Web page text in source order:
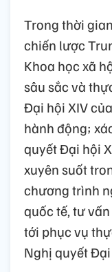
Trong thời
chiến lược
Khoa học xã
sâu sắc và
Đại hội XIV
hành động;
quyết Đại hội
xuyên suốt
chương trình
quốc tế, tư
tới phục vụ
Nghị quyết